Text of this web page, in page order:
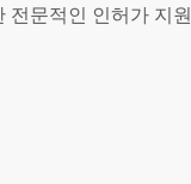
전문적인 인허가 지원